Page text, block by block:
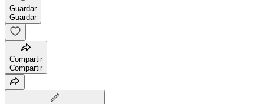
Guardar
Guardar
Compartir
Compartir